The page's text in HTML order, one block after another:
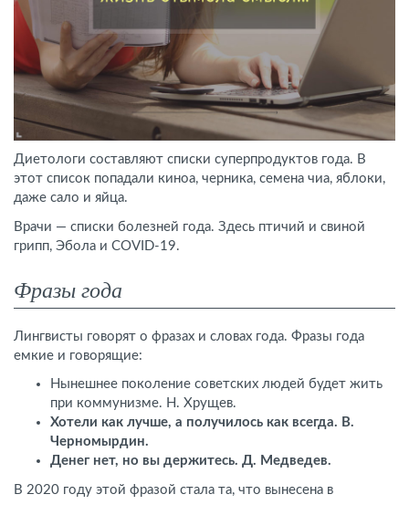
Диетологи составляют списки суперпродуктов года. В
этот список попадали киноа, черника, семена чиа, яблоки,
даже сало и яйца.
Врачи — списки болезней года. Здесь птичий и свиной
грипп, Эбола и COVID-19.
Фразы года
Лингвисты говорят о фразах и словах года. Фразы года
емкие и говорящие:
Нынешнее поколение советских людей будет жить
при коммунизме. Н. Хрущев.
Хотели как лучше, а получилось как всегда. В.
Черномырдин.
Денег нет, но вы держитесь. Д. Медведев.
В 2020 году этой фразой стала та, что вынесена в